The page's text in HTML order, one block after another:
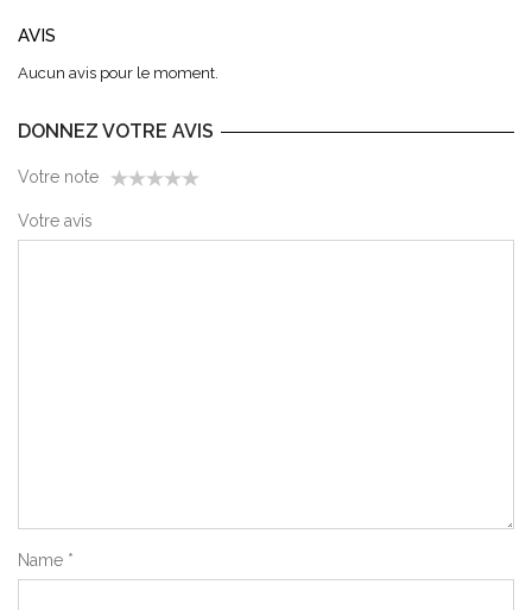
AVIS
Aucun avis pour le moment.
DONNEZ VOTRE AVIS
Votre note
Votre avis
Name *